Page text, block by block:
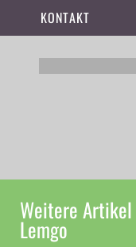
KONTAKT
Weitere Artikel
Lemgo